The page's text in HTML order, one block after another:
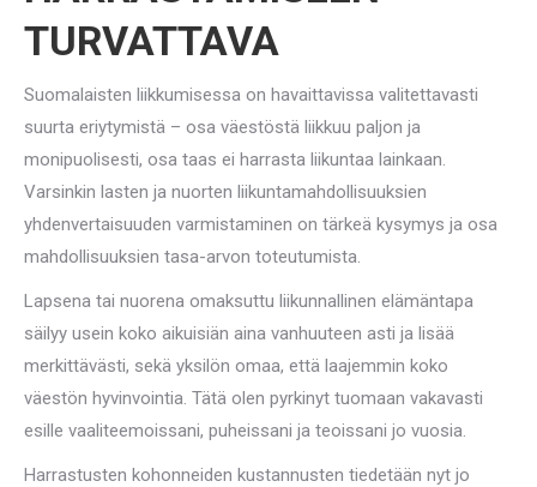
TURVATTAVA
Suomalaisten liikkumisessa on havaittavissa valitettavasti
suurta eriytymistä – osa väestöstä liikkuu paljon ja
monipuolisesti, osa taas ei harrasta liikuntaa lainkaan.
Varsinkin lasten ja nuorten liikuntamahdollisuuksien
yhdenvertaisuuden varmistaminen on tärkeä kysymys ja osa
mahdollisuuksien tasa-arvon toteutumista.
Lapsena tai nuorena omaksuttu liikunnallinen elämäntapa
säilyy usein koko aikuisiän aina vanhuuteen asti ja lisää
merkittävästi, sekä yksilön omaa, että laajemmin koko
väestön hyvinvointia. Tätä olen pyrkinyt tuomaan vakavasti
esille vaaliteemoissani, puheissani ja teoissani jo vuosia.
Harrastusten kohonneiden kustannusten tiedetään nyt jo